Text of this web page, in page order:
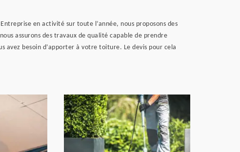
en activité sur toute l’année, nous proposons des
assurons des travaux de qualité capable de prendre
avez besoin d’apporter à votre toiture. Le devis pour cela